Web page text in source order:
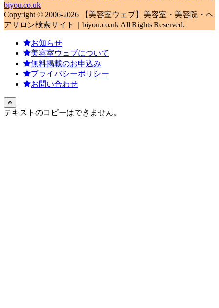
biyou.co.uk
Copyright © 2006-2026 【美容室ウェブ】美容室・美容院・ヘ
アサロン検索サイト｜biyou.co.uk All Rights Reserved.
お知らせ
美容室ウェブについて
無料掲載のお申込み
プライバシーポリシー
お問い合わせ
テキストのコピーはできません。